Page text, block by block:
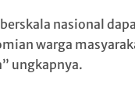
nasional
warga
ungkapnya.